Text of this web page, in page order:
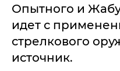
Опытного и
идет с
стрелкового
источник.